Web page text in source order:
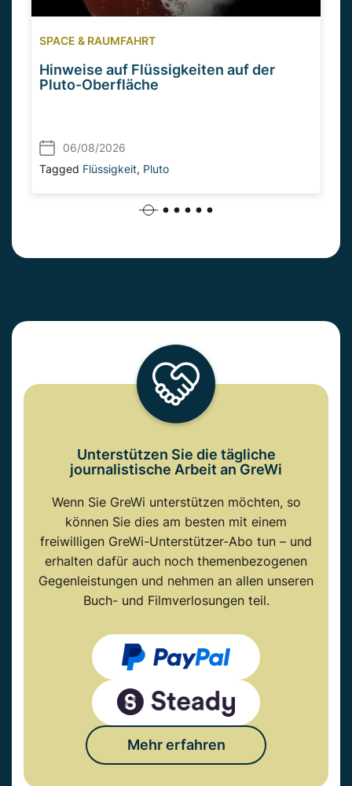
SPACE & RAUMFAHRT
Hinweise auf Flüssigkeiten auf der
Pluto-Oberfläche
06/08/2026
Tagged Flüssigkeit, Pluto
Unterstützen Sie die tägliche
journalistische Arbeit an GreWi
Wenn Sie GreWi unterstützen möchten, so
können Sie dies am besten mit einem
freiwilligen GreWi-Unterstützer-Abo tun – und
erhalten dafür auch noch themenbezogenen
Gegenleistungen und nehmen an allen unseren
Buch- und Filmverlosungen teil.
Mehr erfahren